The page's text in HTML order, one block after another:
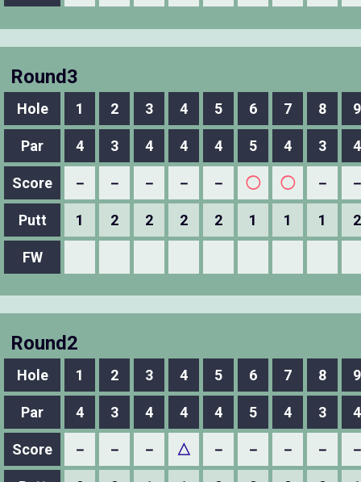
Round3
Hole 1 2 3 4 5 6 7 8 9
Par 4 3 4 4 4 5 4 3 4
Score － － － － － ◯ ◯ －
Putt 1 2 2 2 2 1 1 1 2
FW
Round2
Hole 1 2 3 4 5 6 7 8 9
Par 4 3 4 4 4 5 4 3 4
Score － － － △ － － － －